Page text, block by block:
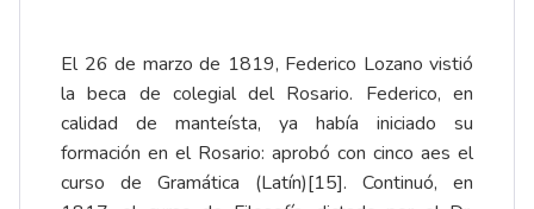
El 26 de marzo de 1819, Federico Lozano vistió
la beca de colegial del Rosario. Federico, en
calidad de manteísta, ya había iniciado su
formación en el Rosario: aprobó con cinco aes el
curso de Gramática (Latín)[15]. Continuó, en